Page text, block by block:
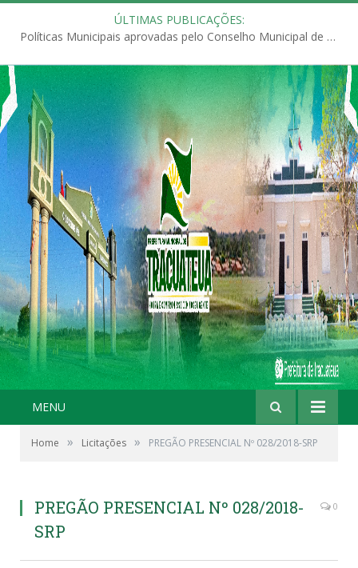
ÚLTIMAS PUBLICAÇÕES:
Políticas Municipais aprovadas pelo Conselho Municipal de Educação (CME)
MENU
Home » Licitações » PREGÃO PRESENCIAL Nº 028/2018-SRP
PREGÃO PRESENCIAL Nº 028/2018-
SRP
0